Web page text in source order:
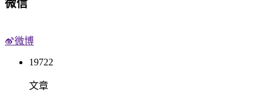
微信
微博
19722
文章